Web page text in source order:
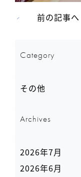
前の記事へ
Category
その他
Archives
2026年7月
2026年6月